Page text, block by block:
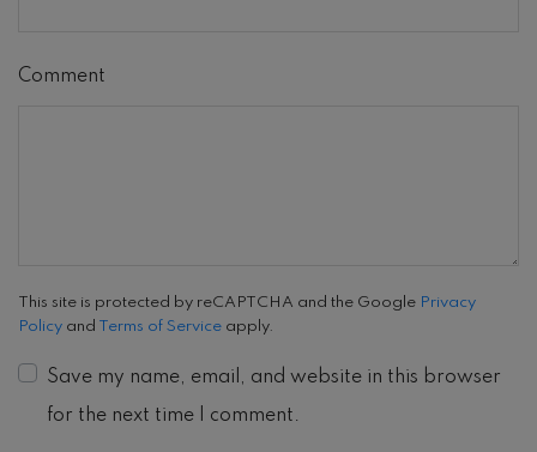
Comment
This site is protected by reCAPTCHA and the Google Privacy
Policy and Terms of Service apply.
Save my name, email, and website in this browser
for the next time I comment.